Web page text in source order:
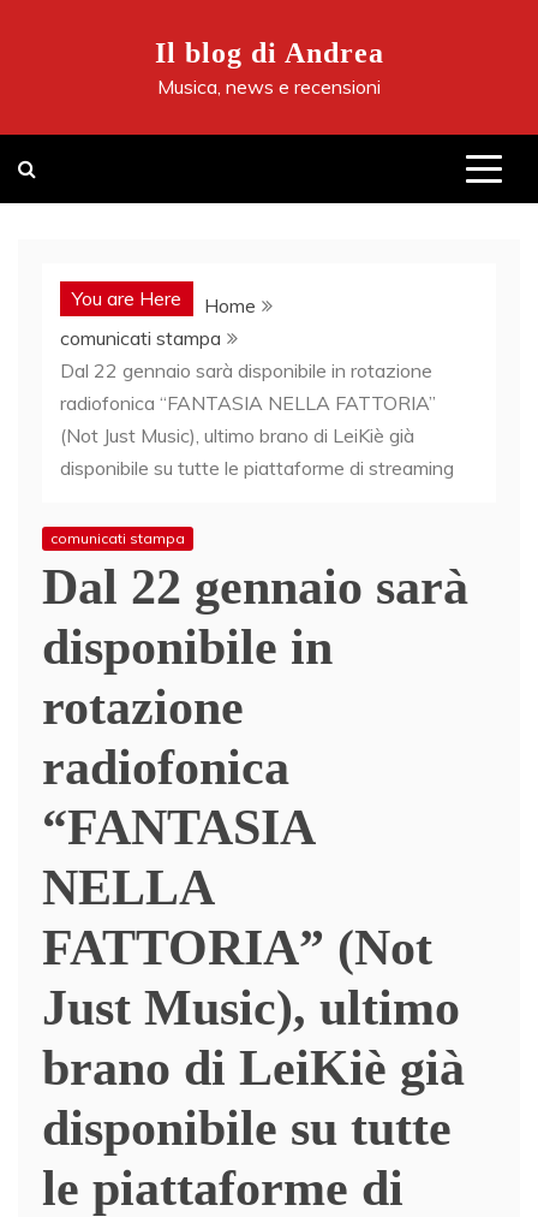
Il blog di Andrea
Musica, news e recensioni
You are Here
Home
comunicati stampa
Dal 22 gennaio sarà disponibile in rotazione
radiofonica “FANTASIA NELLA FATTORIA”
(Not Just Music), ultimo brano di LeiKiè già
disponibile su tutte le piattaforme di streaming
comunicati stampa
Dal 22 gennaio sarà
disponibile in
rotazione
radiofonica
“FANTASIA
NELLA
FATTORIA” (Not
Just Music), ultimo
brano di LeiKiè già
disponibile su tutte
le piattaforme di